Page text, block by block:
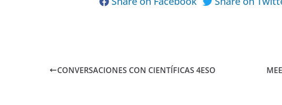
CONVERSACIONES CON CIENTÍFICAS 4ESO